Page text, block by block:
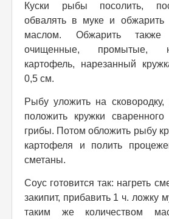
Куски рыбы посолить,
обвалять в муке и обжарить
маслом. Обжарить
очищенные, промытые,
картофель, нарезанный
0,5 см.
Рыбу уложить на
положить кружки
грибы. Потом обложить рыбу
картофеля и полить
сметаны.
Соус готовится так: нагреть
закипит, прибавить 1 ч. ложку
таким же количеством